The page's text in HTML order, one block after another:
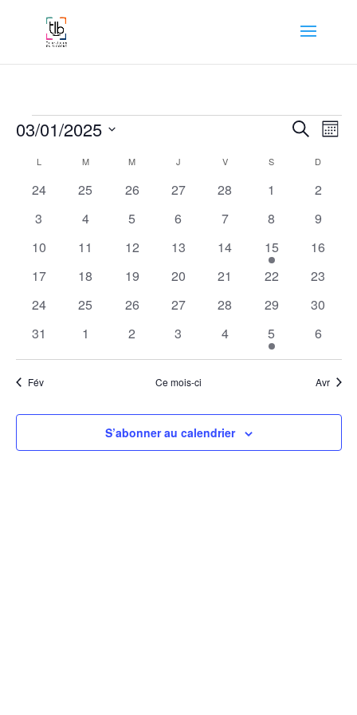
Évènements
vues
Recherche
de
Mois
03/01/2025
date.
Calendrier
de
L MMARDI M MERCREDI
J VVENDREDIS D
0
24
0
25
0
26
0
27
0
28
0
1
0
2
0
3
0
4
0
5
0
6
0
7
0
8
0
9
0
10
0
11
0
12
0
13
0
évènements
14
1
évènement
15
0
16
0
17
0
18
0
19
0
20
0
21
0
22
0
23
0
24
0
25
0
26
0
27
0
28
0
29
0
30
0
31
0
1
0
2
0
3
0
évènements
4
1
évènement
5
0
6
Fév Ce mois-ci Avr
S’abonner au calendrier